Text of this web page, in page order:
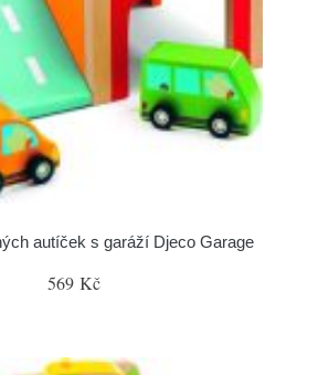
autíček s garáží Djeco Garage
569 Kč